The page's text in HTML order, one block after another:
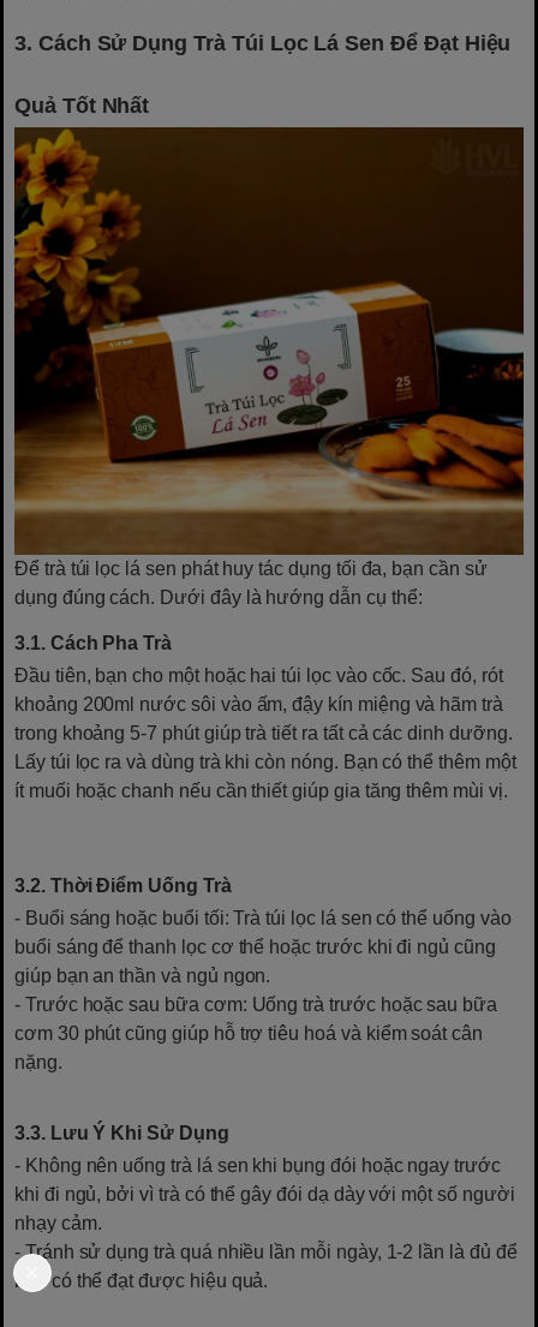
3. Cách Sử Dụng Trà Túi Lọc Lá Sen Để Đạt Hiệu
Quả Tốt Nhất
Để trà túi lọc lá sen phát huy tác dụng tối đa, bạn cần sử
dụng đúng cách. Dưới đây là hướng dẫn cụ thể:
3.1. Cách Pha Trà
Đầu tiên, bạn cho một hoặc hai túi lọc vào cốc. Sau đó, rót
khoảng 200ml nước sôi vào ấm, đậy kín miệng và hãm trà
trong khoảng 5-7 phút giúp trà tiết ra tất cả các dinh dưỡng.
Lấy túi lọc ra và dùng trà khi còn nóng. Bạn có thể thêm một
ít muối hoặc chanh nếu cần thiết giúp gia tăng thêm mùi vị.
3.2. Thời Điểm Uống Trà
- Buổi sáng hoặc buổi tối: Trà túi lọc lá sen có thể uống vào
buổi sáng để thanh lọc cơ thể hoặc trước khi đi ngủ cũng
giúp bạn an thần và ngủ ngon.
- Trước hoặc sau bữa cơm: Uống trà trước hoặc sau bữa
cơm 30 phút cũng giúp hỗ trợ tiêu hoá và kiểm soát cân
nặng.
3.3. Lưu Ý Khi Sử Dụng
- Không nên uống trà lá sen khi bụng đói hoặc ngay trước
khi đi ngủ, bởi vì trà có thể gây đói dạ dày với một số người
nhạy cảm.
- Tránh sử dụng trà quá nhiều lần mỗi ngày, 1-2 lần là đủ để
bạn có thể đạt được hiệu quả.